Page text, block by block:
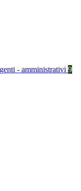
- amministrativi 9